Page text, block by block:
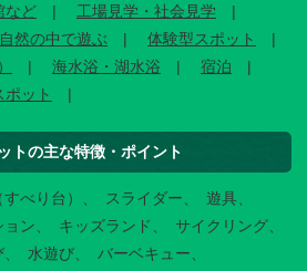
など
工場見学・社会見学
自然の中で遊ぶ
体験型スポット
海水浴・湖水浴
宿泊
ポット
トの主な特徴・ポイント
べり台） スライダー
遊具
ョン キッズランド
サイクリング
水遊び
バーベキュー